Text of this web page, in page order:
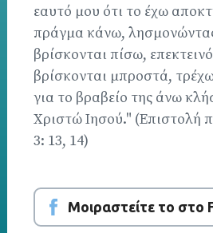
εαυτό μου ότι το έχω
πράγμα κάνω,
βρίσκονται πίσω,
βρίσκονται μπροστά,
για το βραβείο της άνω
Χριστώ Ιησού." (Επιστολή
3: 13, 14)
Μοιραστείτε το στο